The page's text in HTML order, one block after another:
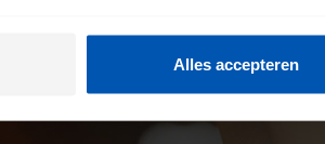
Alles accepteren